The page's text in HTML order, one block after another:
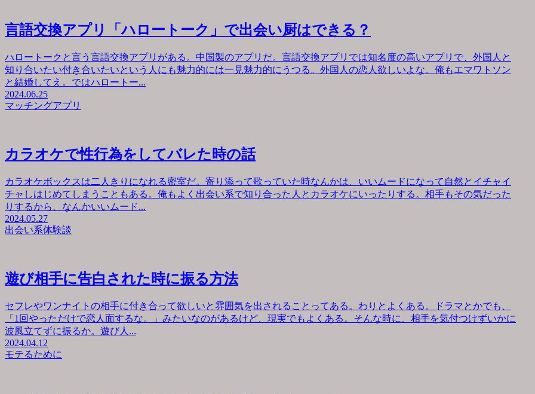
言語交換アプリ「ハロートーク」で出会い厨はできる？
ハロートークと言う言語交換アプリがある。中国製のアプリだ。言語交換アプリでは知名度の高いアプリで、外国人と
知り合いたい付き合いたいという人にも魅力的には一見魅力的にうつる。外国人の恋人欲しいよな。俺もエマワトソン
と結婚してえ。ではハロートー...
2024.06.25
マッチングアプリ
カラオケで性行為をしてバレた時の話
カラオケボックスは二人きりになれる密室だ。寄り添って歌っていた時なんかは、いいムードになって自然とイチャイ
チャしはじめてしまうこともある。俺もよく出会い系で知り合った人とカラオケにいったりする。相手もその気だった
りするから、なんかいいムード...
2024.05.27
出会い系体験談
遊び相手に告白された時に振る方法
セフレやワンナイトの相手に付き合って欲しいと雰囲気を出されることってある。わりとよくある。ドラマとかでも、
「1回やっただけで恋人面するな。」みたいなのがあるけど、現実でもよくある。そんな時に、相手を気付つけずいかに
波風立てずに振るか。遊び人...
2024.04.12
モテるために